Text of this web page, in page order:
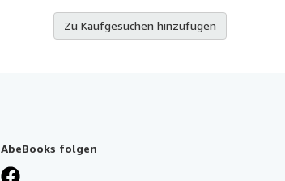
Zu Kaufgesuchen hinzufügen
AbeBooks folgen